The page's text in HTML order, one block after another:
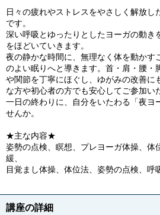
日々の疲れやストレスをやさしく解放し
です。
深い呼吸とゆったりとしたヨーガの動き
をほどいていきます。
夜の静かな時間に、無理なく体を動かす
のよい眠りへと導きます。首・肩・腰・
や関節を丁寧にほぐし、ゆがみの改善に
な方や初心者の方でも安心してご参加い
一日の終わりに、自分をいたわる「夜ヨ
せんか。
★主な内容★
姿勢の点検、瞑想、プレヨーガ体操、体
緩、
目覚まし体操、体位法、姿勢の点検、呼
講座の詳細